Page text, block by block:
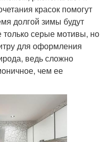
красок помогут
долгой зимы будут
только серые мотивы, но
для оформления
ведь сложно
чем ее